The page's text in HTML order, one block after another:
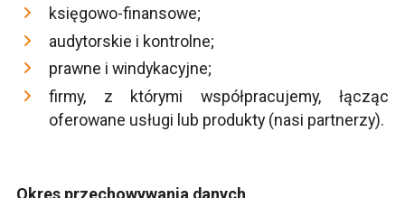
księgowo-finansowe;
audytorskie i kontrolne;
prawne i windykacyjne;
firmy, z którymi współpracujemy, łącząc
oferowane usługi lub produkty (nasi partnerzy).